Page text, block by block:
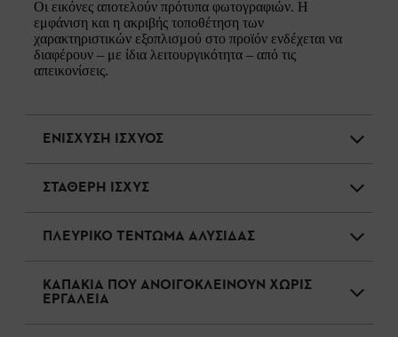
Οι εικόνες αποτελούν πρότυπα φωτογραφιών. Η
εμφάνιση και η ακριβής τοποθέτηση των
χαρακτηριστικών εξοπλισμού στο προϊόν ενδέχεται να
διαφέρουν – με ίδια λειτουργικότητα – από τις
απεικονίσεις.
ΕΝΙΣΧΥΣΗ ΙΣΧΥΟΣ
ΣΤΑΘΕΡΗ ΙΣΧΥΣ
ΠΛΕΥΡΙΚΟ ΤΕΝΤΩΜΑ ΑΛΥΣΙΔΑΣ
ΚΑΠΑΚΙΑ ΠΟΥ ΑΝΟΙΓΟΚΛΕΙΝΟΥΝ ΧΩΡΙΣ
ΕΡΓΑΛΕΙΑ